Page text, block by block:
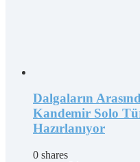
Dalgaların
Kandemir Solo
Hazırlanıyor
0 shares